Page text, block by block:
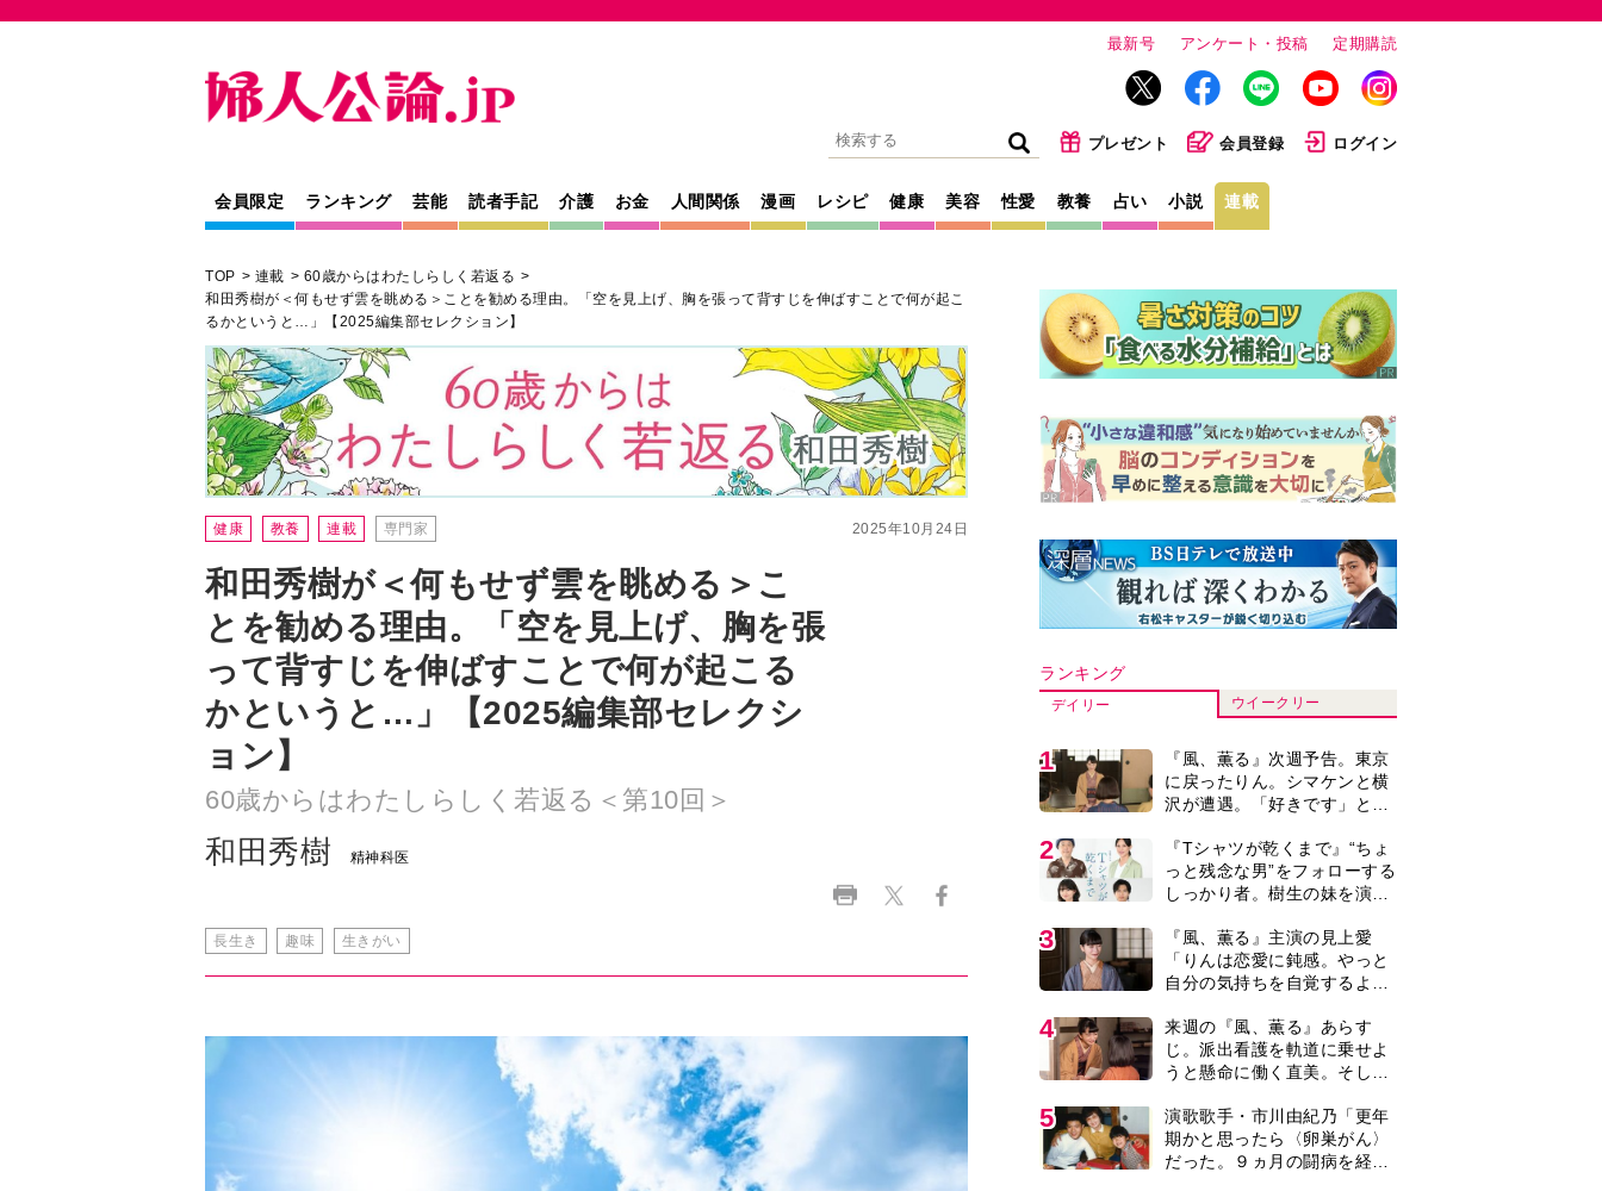
最新号 アンケート・投稿 定期購読
プレゼント 会員登録 ログイン
会員限定 ランキング 芸能 読者手記 介護 お金 人間関係 漫画 レシピ 健康 美容 性愛 教養 占い 小説 連載
TOP 連載
60歳からはわたしらしく若返る
和田秀樹が＜何もせず雲を眺める＞ことを勧める理由。「空を見上げ、胸を張って背すじを伸ばすことで何が起こ
るかというと…」【2025編集部セレクション】
2025年10月24日
健康 教養 連載 専門家
和田秀樹が＜何もせず雲を眺める＞こ
とを勧める理由。「空を見上げ、胸を張
って背すじを伸ばすことで何が起こる
かというと…」【2025編集部セレクシ
ョン】
60歳からはわたしらしく若返る＜第10回＞
和田秀樹 精神科医
長生き 趣味 生きがい
ランキング
デイリー ウイークリー
1
『風、薫る』次週予告。東京
に戻ったりん。シマケンと横
沢が遭遇。「好きです」と告
2
『Tシャツが乾くまで』“ちょ
っと残念な男”をフォローする
しっかり者。樹生の妹を演じ
スト紹介＞
3
『風、薫る』主演の見上愛
「りんは恋愛に鈍感。やっと
自分の気持ちを自覚するよう
4
来週の『風、薫る』あらす
じ。派出看護を軌道に乗せよ
うと懸命に働く直美。そして
バレあり＞
5
演歌歌手・市川由紀乃「更年
期かと思ったら〈卵巣がん〉
だった。９ヵ月の闘病を経て